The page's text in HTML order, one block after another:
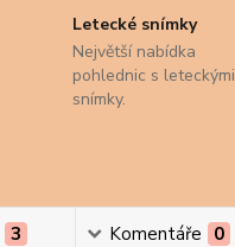
Letecké snímky
Největší nabídka
pohlednic s leteckými
snímky.
3 Komentáře 0